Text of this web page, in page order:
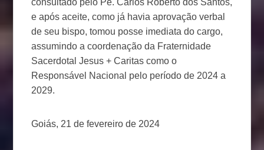
e após aceite, como já havia aprovação verbal
de seu bispo, tomou posse imediata do cargo,
assumindo a coordenação da Fraternidade
Sacerdotal Jesus + Caritas como o
Responsável Nacional pelo período de 2024 a
2029.
Goiás, 21 de fevereiro de 2024